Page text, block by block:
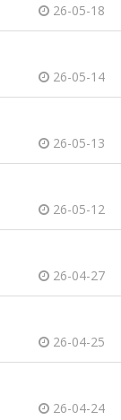
26-05-18
26-05-14
26-05-13
26-05-12
26-04-27
26-04-25
26-04-24